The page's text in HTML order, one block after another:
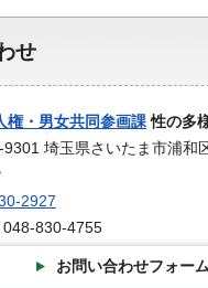
せ
権・男女共同参画課性の多
埼玉県さいたま市浦和
2927
048-830-4755
お問い合わせフォーム